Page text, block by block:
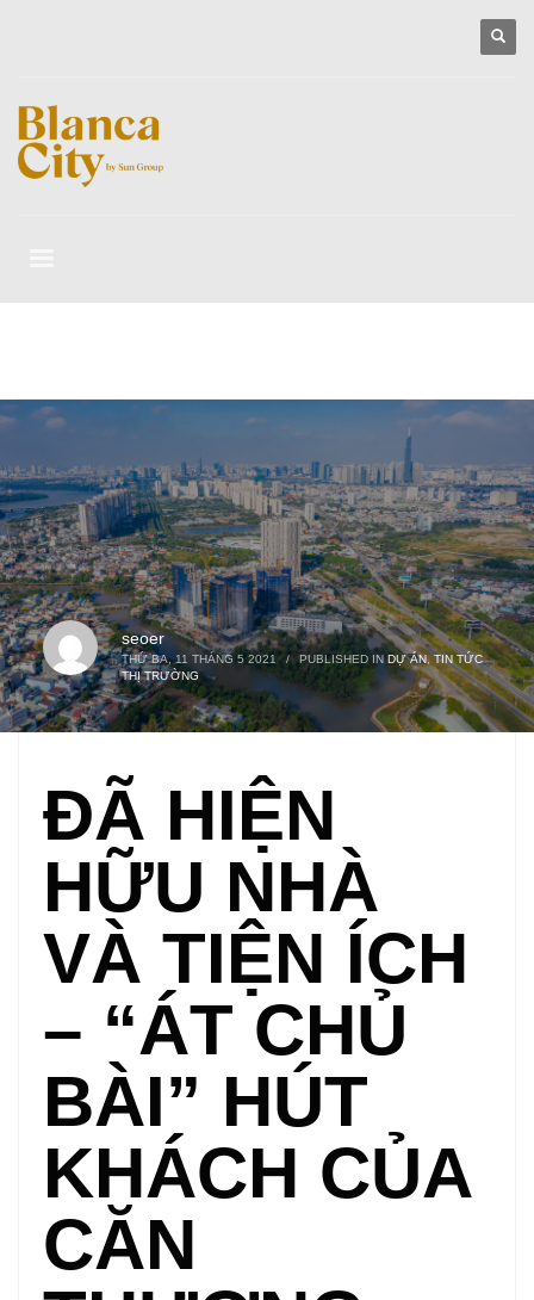
seoer
THỨ BA, 11 THÁNG 5 2021 / PUBLISHED INDỰ ÁN,TIN TỨC
THỊ TRƯỜNG
ĐÃ HIỆN
HỮU NHÀ
VÀ TIỆN ÍCH
– “ÁT CHỦ
BÀI” HÚT
KHÁCH CỦA
CĂN